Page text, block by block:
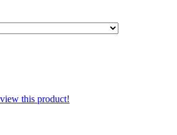
this product!